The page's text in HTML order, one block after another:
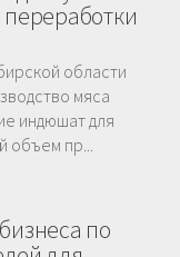
области
мяса
индюшат для
пр...
по